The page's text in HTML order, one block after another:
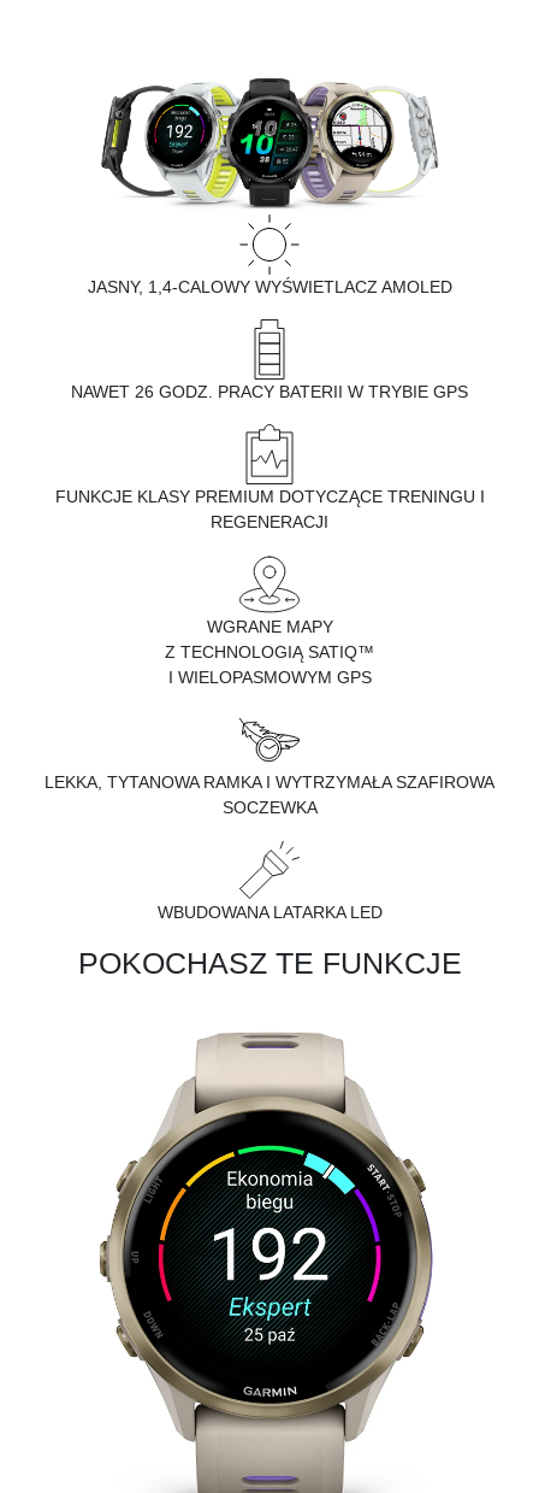
JASNY, 1,4-CALOWY WYŚWIETLACZ AMOLED
NAWET 26 GODZ. PRACY BATERII W TRYBIE GPS
FUNKCJE KLASY PREMIUM DOTYCZĄCE TRENINGU I
REGENERACJI
WGRANE MAPY
Z TECHNOLOGIĄ SATIQ™
I WIELOPASMOWYM GPS
LEKKA, TYTANOWA RAMKA I WYTRZYMAŁA SZAFIROWA
SOCZEWKA
WBUDOWANA LATARKA LED
POKOCHASZ TE FUNKCJE